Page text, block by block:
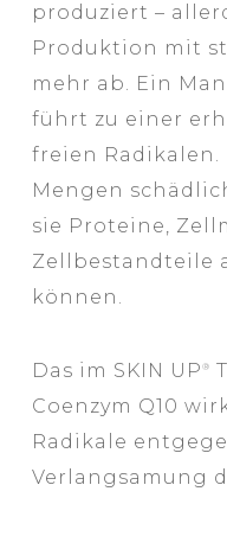
produziert –
Produktion mit
mehr ab. Ein
führt zu einer
freien Radikalen.
Mengen
sie Proteine,
Zellbestandteile
können.
Das im SKIN UP®
Coenzym Q10
Radikale
Verlangsamung